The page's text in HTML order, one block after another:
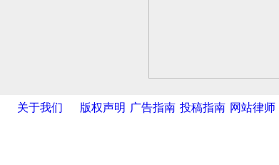
关于我们 版权声明 广告指南 投稿指南 网站律师